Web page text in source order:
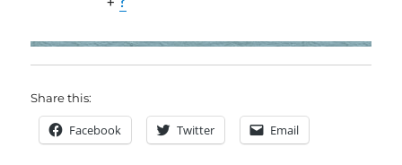
Share this:
Facebook Twitter Email